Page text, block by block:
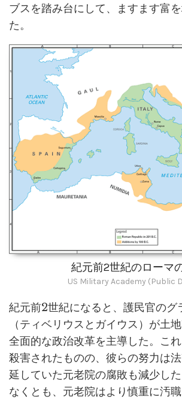
ブスを踏み台にして、ますます富
た。
紀元前2世紀のローマ
US Military Academy (Public
紀元前2世紀になると、護民官のグ
（ティベリウスとガイウス）が土
全面的な政治改革を主導した。こ
殺害されたものの、彼らの努力は
延していた元老院の腐敗も減少し
なくとも、元老院はより慎重に汚